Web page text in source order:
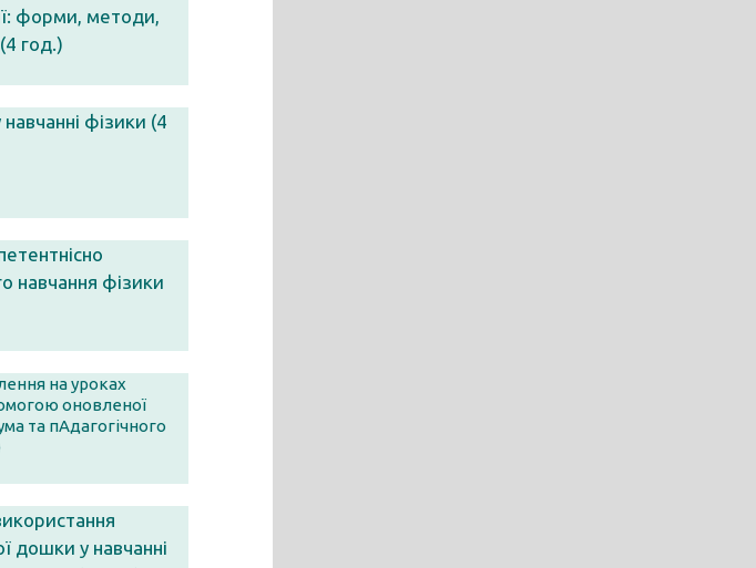
форми, методи,
год.)
навчанні фізики (4
навчання фізики
на уроках
оновленої
та пАдагогічного
дошки у навчанні